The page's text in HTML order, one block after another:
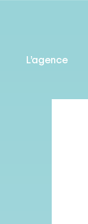
L’agence